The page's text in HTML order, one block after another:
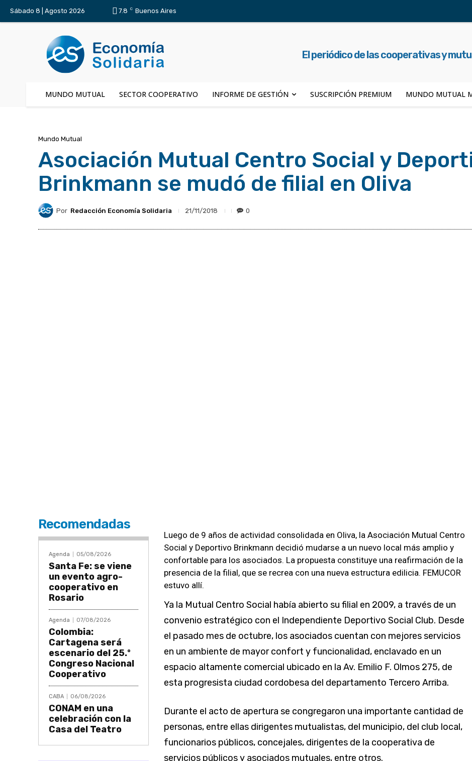
Sábado 8 | Agosto 2026 7.8 C Buenos Aires
El periódico de las cooperativas y
MUNDO MUTUAL SECTOR COOPERATIVO INFORME DE GESTIÓN SUSCRIPCIÓN PREMIUM MUNDO MUTUAL
Mundo Mutual
Asociación Mutual Centro Social y
Brinkmann se mudó de filial en Oliva
Por Redacción Economía Solidaria 21/11/2018 0
Recomendadas
Agenda 05/08/2026
Santa Fe: se viene
un evento agro-
cooperativo en
Rosario
Agenda 07/08/2026
Colombia:
Cartagena será
escenario del 25.º
Congreso Nacional
Cooperativo
CABA 06/08/2026
CONAM en una
celebración con la
Casa del Teatro
Luego de 9 años de actividad consolidada en Oliva, la Asociación Mutual Centro
Social y Deportivo Brinkmann decidió mudarse a un nuevo local más amplio y
confortable para los asociados. La propuesta constituye una reafirmación de la
presencia de la filial, que se recrea con una nueva estructura edilicia. FEMUCOR
estuvo allí.
Ya la Mutual Centro Social había abierto su filial en 2009, a través de un
convenio estratégico con el Independiente Deportivo Social Club. Desde
el pasado mes de octubre, los asociados cuentan con mejores servicios
en un ambiente de mayor confort y funcionalidad, enclavado en un
espacio altamente comercial ubicado en la Av. Emilio F. Olmos 275, de
esta progresista ciudad cordobesa del departamento Tercero Arriba.
Durante el acto de apertura se congregaron una importante cantidad de
personas, entre ellas dirigentes mutualistas, del municipio, del club local,
funcionarios públicos, concejales, dirigentes de la cooperativa de
servicios públicos y asociados mutuales, entre otros.